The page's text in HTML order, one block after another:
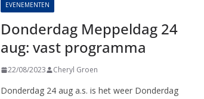
EVENEMENTEN
Donderdag Meppeldag 24
aug: vast programma
22/08/2023 Cheryl Groen
Donderdag 24 aug a.s. is het weer Donderdag